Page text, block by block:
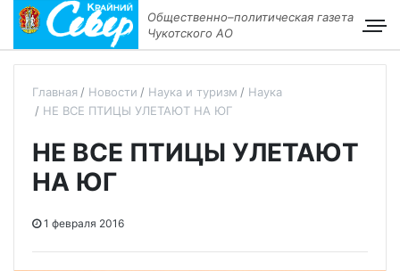
Общественно–политическая газета
Чукотского АО
Главная Новости Наука и туризм
Наука
НЕ ВСЕ ПТИЦЫ УЛЕТАЮТ НА ЮГ
НЕ ВСЕ ПТИЦЫ УЛЕТАЮТ
НА ЮГ
1 февраля 2016